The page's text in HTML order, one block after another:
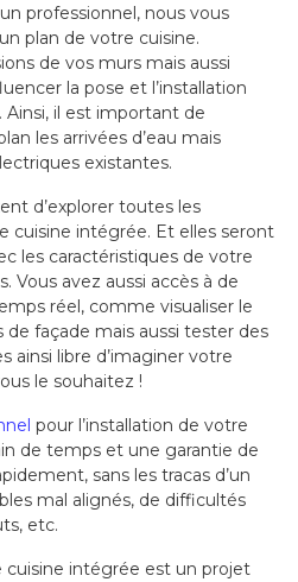
professionnel, nous vous
plan de votre cuisine.
de vos murs mais aussi
la pose et l’installation
Ainsi, il est important de
les arrivées d’eau mais
existantes.
d’explorer toutes les
cuisine intégrée. Et elles seront
les caractéristiques de votre
Vous avez aussi accès à de
réel, comme visualiser le
façade mais aussi tester des
ainsi libre d’imaginer votre
le souhaitez !
pour l’installation de votre
de temps et une garantie de
sans les tracas d’un
mal alignés, de difficultés
etc.
cuisine intégrée est un projet